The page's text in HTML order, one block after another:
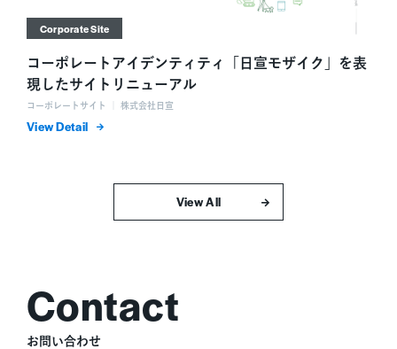
Corporate Site
コーポレートアイデンティティ「日宣モザイク」を表
現したサイトリニューアル
コーポレートサイト ｜ 株式会社日宣
詳細を表示
すべて表示
お問い合わせ